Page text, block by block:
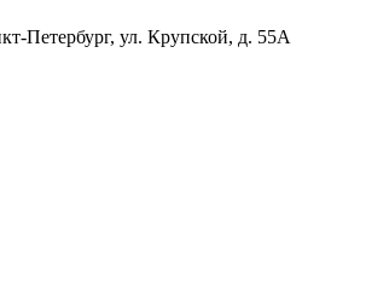
Петербург, ул. Крупской, д. 55А